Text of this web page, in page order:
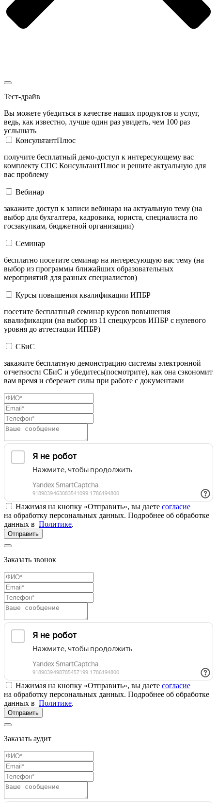
Тест-драйв
Вы можете убедиться в качестве наших продуктов и услуг,
ведь, как известно, лучше один раз увидеть, чем 100 раз
услышать
КонсультантПлюс
получите бесплатный демо-доступ к интересующему вас
комплекту СПС КонсультантПлюс и решите актуальную для
вас проблему
Вебинар
закажите доступ к записи вебинара на актуальную тему (на
выбор для бухгалтера, кадровика, юриста, специалиста по
госзакупкам, бюджетной организации)
Семинар
бесплатно посетите семинар на интересующую вас тему (на
выбор из программы ближайших образовательных
мероприятий для разных специалистов)
Курсы повышения квалификации ИПБР
посетите бесплатный семинар курсов повышения
квалификации (на выбор из 11 спецкурсов ИПБР с нулевого
уровня до аттестации ИПБР)
СБиС
закажите бесплатную демонстрацию системы электронной
отчетности СБиС и убедитесь(посмотрите), как она сэкономит
вам время и сбережет силы при работе с документами
Нажимая на кнопку «Отправить», вы даете согласие
на обработку персональных данных. Подробнее об обработке
данных в Политике.
Отправить
Заказать звонок
Нажимая на кнопку «Отправить», вы даете согласие
на обработку персональных данных. Подробнее об обработке
данных в Политике.
Отправить
Заказать аудит